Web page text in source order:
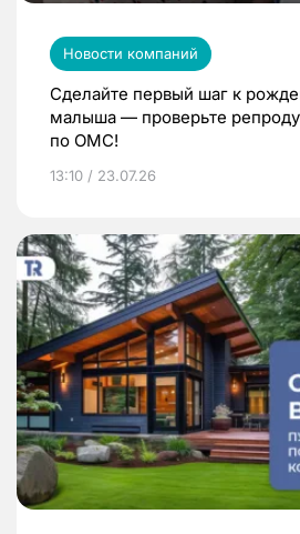
Новости компаний
Сделайте первый шаг к
малыша — проверьте
по ОМС!
13:10 / 23.07.26